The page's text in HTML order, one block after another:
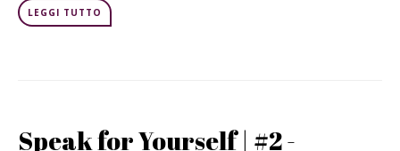
LEGGI TUTTO
Speak for Yourself | #2 -